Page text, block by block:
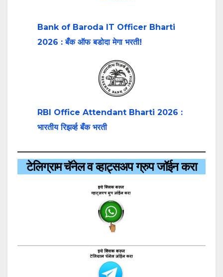
Bank of Baroda IT Officer Bharti
2026 : बँक ऑफ बडोदा मेगा भरती!
RBI Office Attendant Bharti 2026 :
भारतीय रिझर्व्ह बँक भरती
टेलिग्राम चॅनेल व व्हाट्सअप ग्रुप जॉईन करा